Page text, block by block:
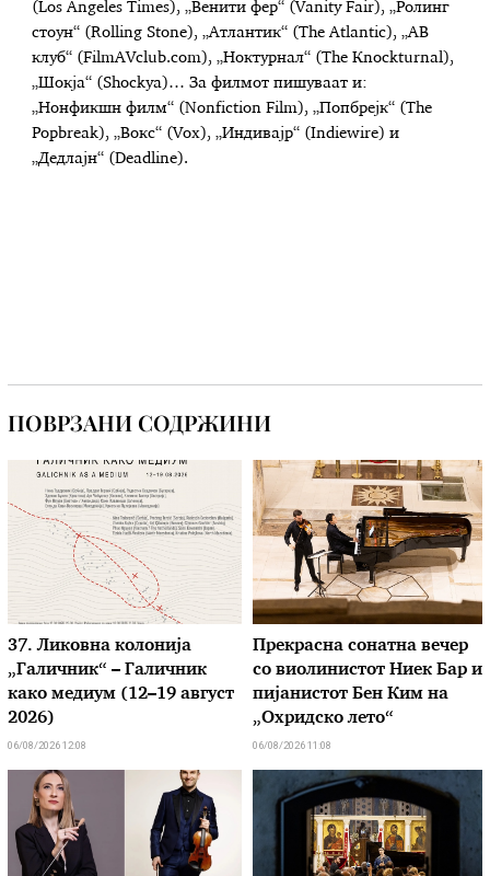
(Los Angeles Times), „Венити фер“ (Vanity Fair), „Ролинг
стоун“ (Rolling Stonе), „Атлантик“ (The Atlantic), „АВ
клуб“ (FilmАVclub.com), „Ноктурнал“ (Тhe Кnockturnal),
„Шокја“ (Shockya)… За филмот пишуваат и:
„Нонфикшн филм“ (Nonfiction Film), „Попбрејк“ (The
Popbreak), „Вокс“ (Vox), „Индивајр“ (Indiewire) и
„Дедлајн“ (Deadline).
ПОВРЗАНИ СОДРЖИНИ
37. Ликовна колонија
„Галичник“ – Галичник
како медиум (12–19 август
2026)
06/08/2026 12:08
Прекрасна сонатна вечер
со виолинистот Ниек Бар и
пијанистот Бен Ким на
„Охридско лето“
06/08/2026 11:08